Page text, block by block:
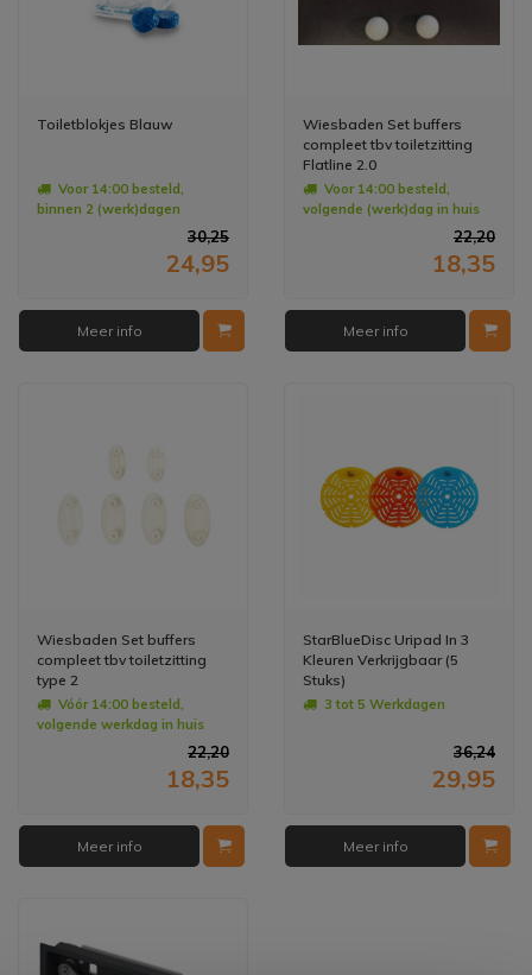
Toiletblokjes Blauw
Voor 14:00 besteld,
binnen 2 (werk)dagen
30,25
24,95
Meer info
Wiesbaden Set buffers
compleet tbv toiletzitting
Flatline 2.0
Voor 14:00 besteld,
volgende (werk)dag in huis
22,20
18,35
Meer info
Wiesbaden Set buffers
compleet tbv toiletzitting
type 2
Vóór 14:00 besteld,
volgende werkdag in huis
22,20
18,35
Meer info
StarBlueDisc Uripad In 3
Kleuren Verkrijgbaar (5
Stuks)
3 tot 5 Werkdagen
36,24
29,95
Meer info